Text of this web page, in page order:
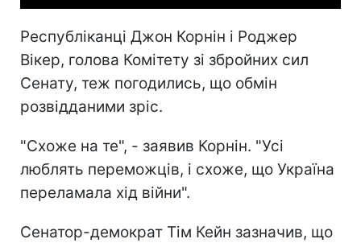
Республіканці Джон Корнін і Роджер
Вікер, голова Комітету зі збройних сил
Сенату, теж погодились, що обмін
розвідданими зріс.
"Схоже на те", - заявив Корнін. "Усі
люблять переможців, і схоже, що Україна
переламала хід війни".
Сенатор-демократ Тім Кейн зазначив, що